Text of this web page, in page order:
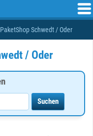
Schwedt / Oder
/ Oder